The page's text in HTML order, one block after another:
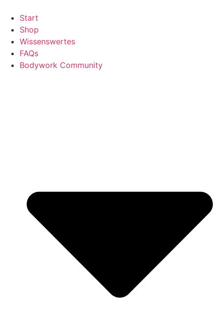
Inhalt
wechseln
Start
Shop
Wissenswertes
FAQs
Bodywork Community